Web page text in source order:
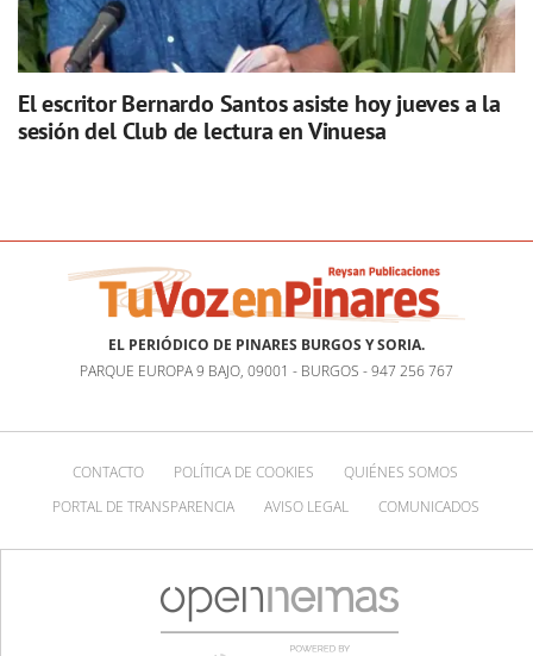
El escritor Bernardo Santos asiste hoy jueves a la
sesión del Club de lectura en Vinuesa
EL PERIÓDICO DE PINARES BURGOS Y SORIA.
PARQUE EUROPA 9 BAJO, 09001 - BURGOS - 947 256 767
CONTACTO POLÍTICA DE COOKIES
QUIÉNES SOMOS
PORTAL DE TRANSPARENCIA
AVISO LEGAL COMUNICADOS